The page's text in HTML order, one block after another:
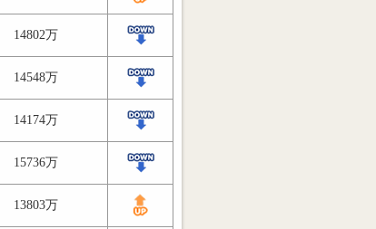
14802万
14548万
14174万
15736万
13803万